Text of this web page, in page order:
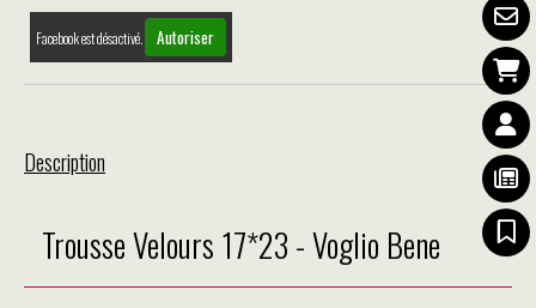
Facebook est désactivé. Autoriser
Description
Trousse Velours 17*23 - Voglio Bene